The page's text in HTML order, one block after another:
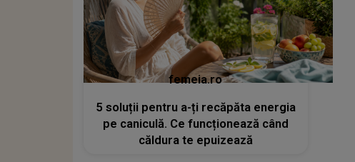
femeia.ro
5 soluții pentru a-ți recăpăta energia
pe caniculă. Ce funcționează când
căldura te epuizează